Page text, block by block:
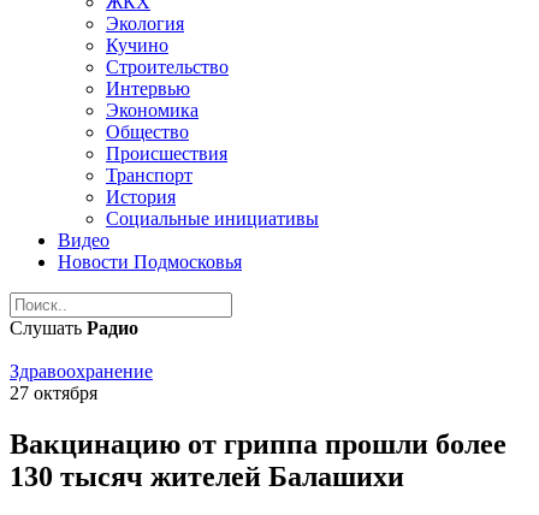
Экология
Кучино
Строительство
Интервью
Экономика
Общество
Происшествия
Транспорт
История
Социальные инициативы
Видео
Новости Подмосковья
Слушать Радио
Здравоохранение
27 октября
Вакцинацию от гриппа прошли более
130 тысяч жителей Балашихи